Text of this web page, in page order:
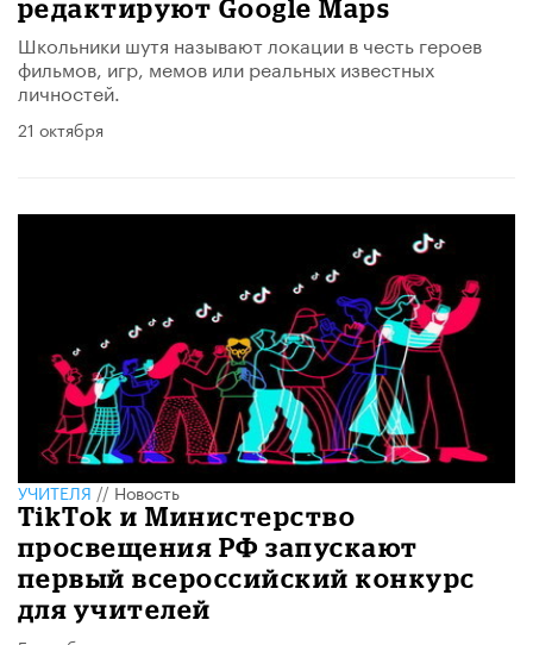
редактируют Google Maps
Школьники шутя называют локации в честь героев
фильмов, игр, мемов или реальных известных
личностей.
21 октября
УЧИТЕЛЯ//Новость
TikTok и Министерство
просвещения РФ запускают
первый всероссийский конкурс
для учителей